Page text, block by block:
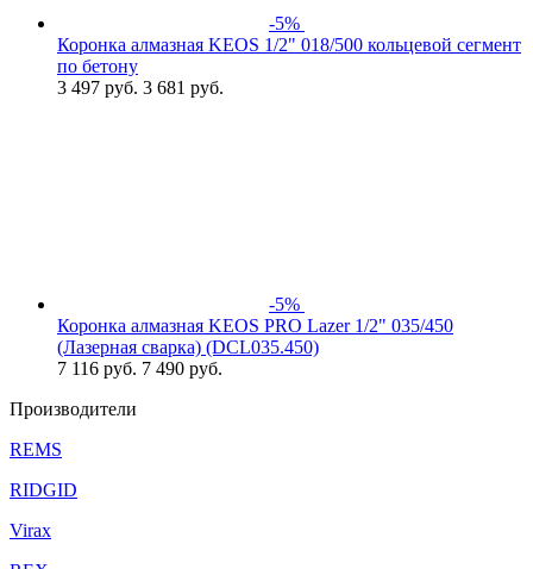
-5%
Коронка алмазная KEOS 1/2" 018/500 кольцевой сегмент
по бетону
3 497 руб. 3 681 руб.
-5%
Коронка алмазная KEOS PRO Lazer 1/2" 035/450
(Лазерная сварка) (DCL035.450)
7 116 руб. 7 490 руб.
Производители
REMS
RIDGID
Virax